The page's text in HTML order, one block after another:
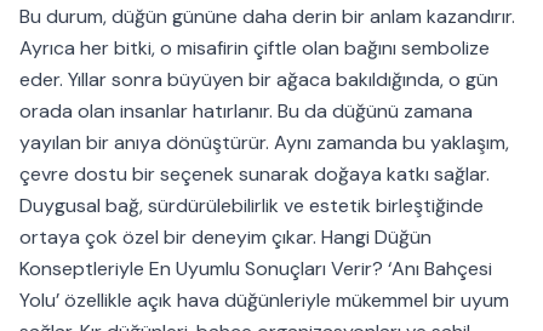
Bu durum, düğün gününe daha derin bir anlam kazandırır.
Ayrıca her bitki, o misafirin çiftle olan bağını sembolize
eder. Yıllar sonra büyüyen bir ağaca bakıldığında, o gün
orada olan insanlar hatırlanır. Bu da düğünü zamana
yayılan bir anıya dönüştürür. Aynı zamanda bu yaklaşım,
çevre dostu bir seçenek sunarak doğaya katkı sağlar.
Duygusal bağ, sürdürülebilirlik ve estetik birleştiğinde
ortaya çok özel bir deneyim çıkar. Hangi Düğün
Konseptleriyle En Uyumlu Sonuçları Verir? ‘Anı Bahçesi
Yolu’ özellikle açık hava düğünleriyle mükemmel bir uyum